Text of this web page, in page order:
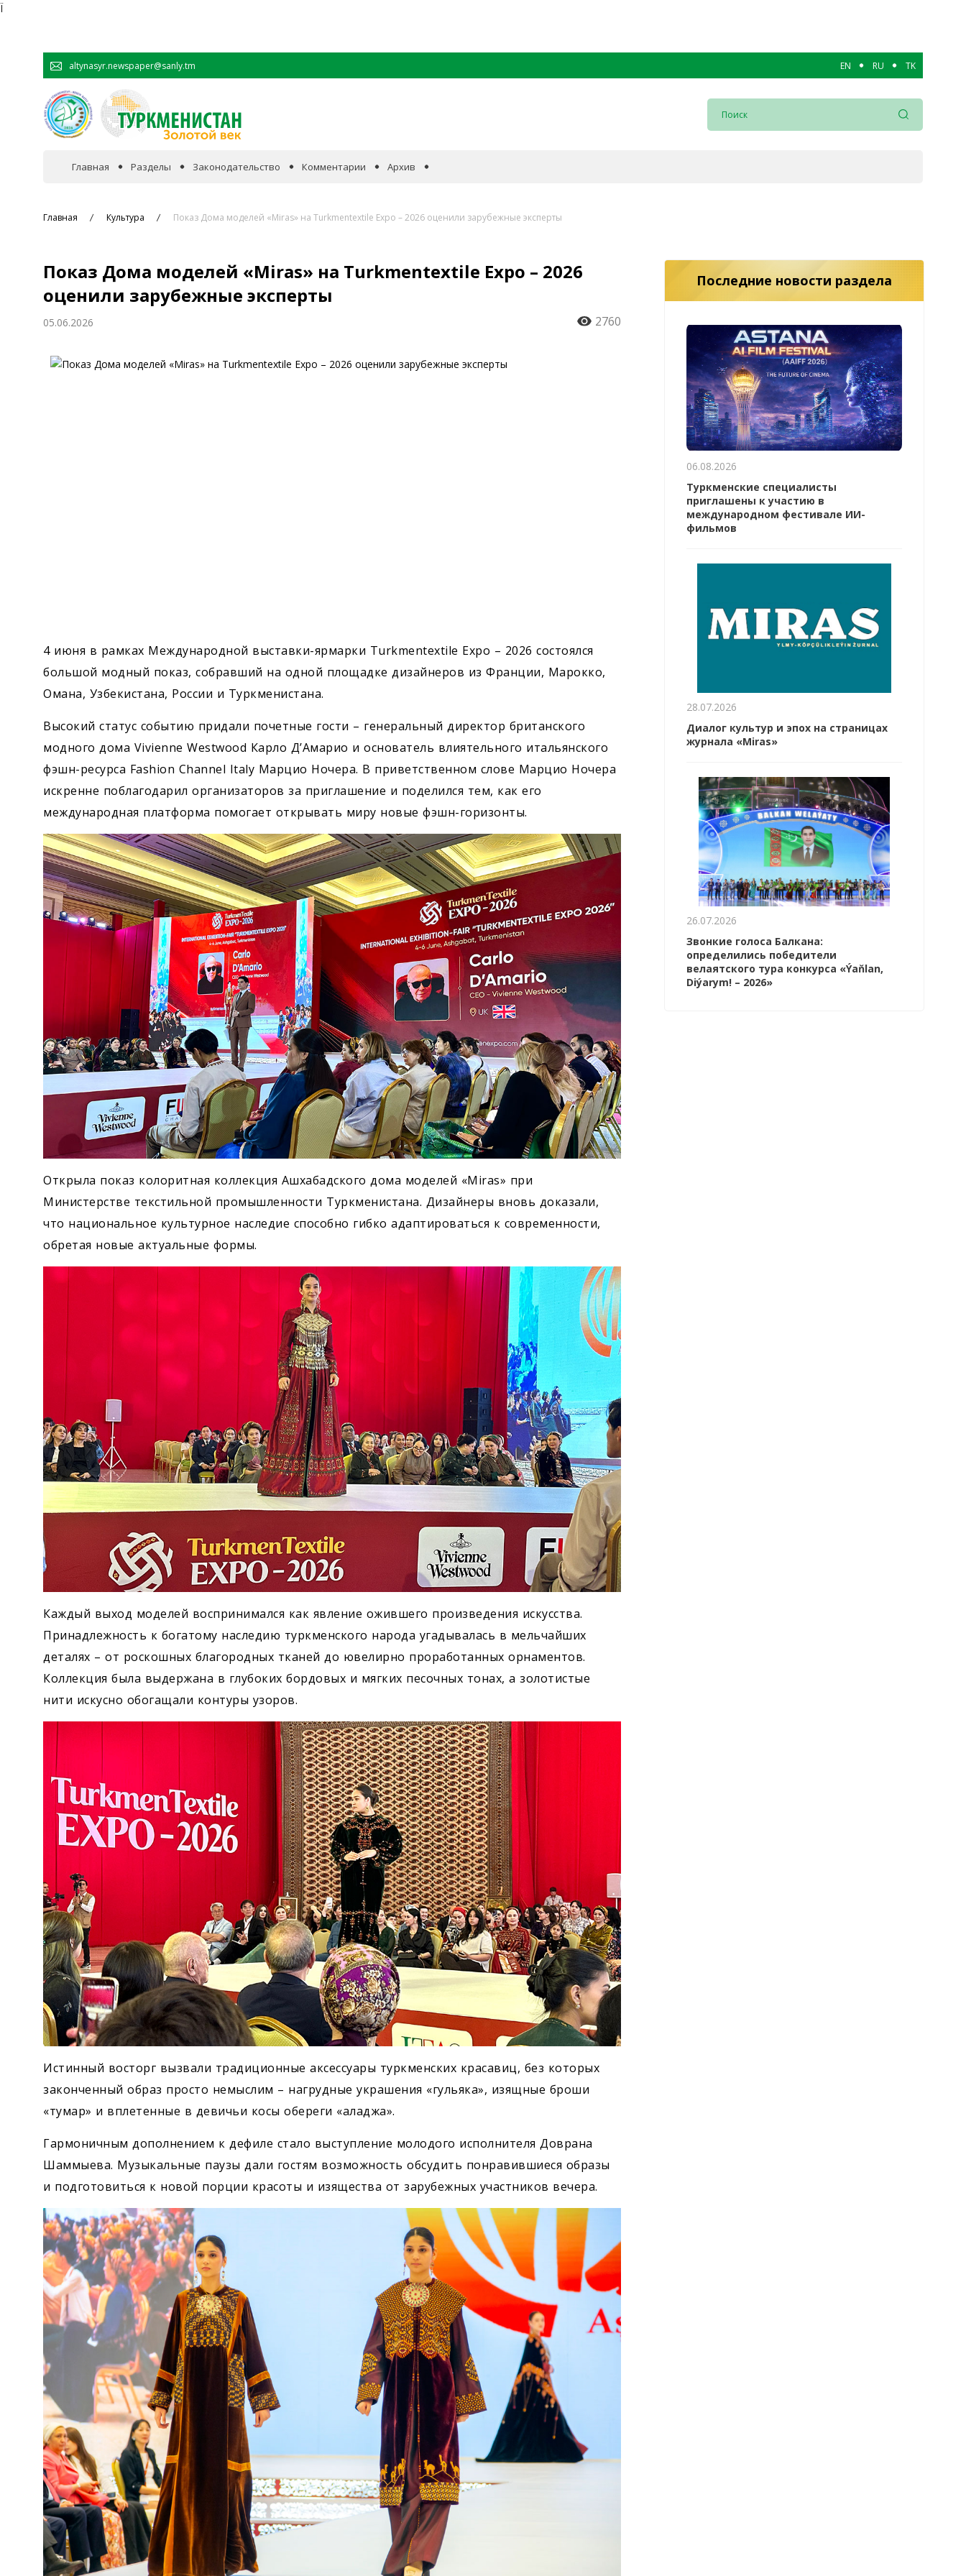
Ï
altynasyr.newspaper@sanly.tm EN RU TK
Главная Разделы
Сотрудничество
Общество
Законодательство Комментарии Архив
Главная Культура Показ Дома моделей «Miras» на Turkmentextile Expo – 2026 оценили зарубежные эксперты
Показ Дома моделей «Miras» на Turkmentextile Expo – 2026
оценили зарубежные эксперты
05.06.2026 2760
4 июня в рамках Международной выставки-ярмарки Turkmentextile Expo – 2026 состоялся
большой модный показ, собравший на одной площадке дизайнеров из Франции, Марокко,
Омана, Узбекистана, России и Туркменистана.
Высокий статус событию придали почетные гости – генеральный директор британского
модного дома Vivienne Westwood Карло Д’Амарио и основатель влиятельного итальянского
фэшн-ресурса Fashion Channel Italy Марцио Ночера. В приветственном слове Марцио Ночера
искренне поблагодарил организаторов за приглашение и поделился тем, как его
международная платформа помогает открывать миру новые фэшн-горизонты.
Открыла показ колоритная коллекция Ашхабадского дома моделей «Miras» при
Министерстве текстильной промышленности Туркменистана. Дизайнеры вновь доказали,
что национальное культурное наследие способно гибко адаптироваться к современности,
обретая новые актуальные формы.
Каждый выход моделей воспринимался как явление ожившего произведения искусства.
Принадлежность к богатому наследию туркменского народа угадывалась в мельчайших
деталях – от роскошных благородных тканей до ювелирно проработанных орнаментов.
Коллекция была выдержана в глубоких бордовых и мягких песочных тонах, а золотистые
нити искусно обогащали контуры узоров.
Истинный восторг вызвали традиционные аксессуары туркменских красавиц, без которых
законченный образ просто немыслим – нагрудные украшения «гульяка», изящные броши
«тумар» и вплетенные в девичьи косы обереги «аладжа».
Гармоничным дополнением к дефиле стало выступление молодого исполнителя Доврана
Шаммыева. Музыкальные паузы дали гостям возможность обсудить понравившиеся образы
и подготовиться к новой порции красоты и изящества от зарубежных участников вечера.
Последние новости раздела
06.08.2026
Туркменские специалисты
приглашены к участию в
международном фестивале ИИ-
фильмов
28.07.2026
Диалог культур и эпох на страницах
журнала «Miras»
26.07.2026
Звонкие голоса Балкана:
определились победители
велаятского тура конкурса «Ýaňlan,
Diýarym! – 2026»